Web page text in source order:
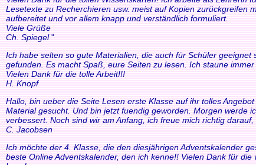
Lesetexte zu Recherchieren usw. meist auf Kopien zurückgreifen
aufbereitet und vor allem knapp und verständlich formuliert.
Viele Grüße
Ch. Spiegel"
Ich habe selten so gute Materialien, die auch für Schüler geeignet
gefunden. Es macht Spaß, eure Seiten zu lesen. Ich staune
Vielen Dank für die tolle Arbeit!!!
H. Knopf
Hallo, bin ueber die Seite Lesen erste Klasse auf ihr tolles
Material gesucht. Und bin jetzt fuendig geworden. Morgen werde
verbessert. Noch sind wir am Anfang, ich freue mich richtig
C. Jacobsen
Ich möchte der 4. Klasse, die den diesjährigen Adventskalender
beste Online Adventskalender, den ich kenne!! Vielen Dank für